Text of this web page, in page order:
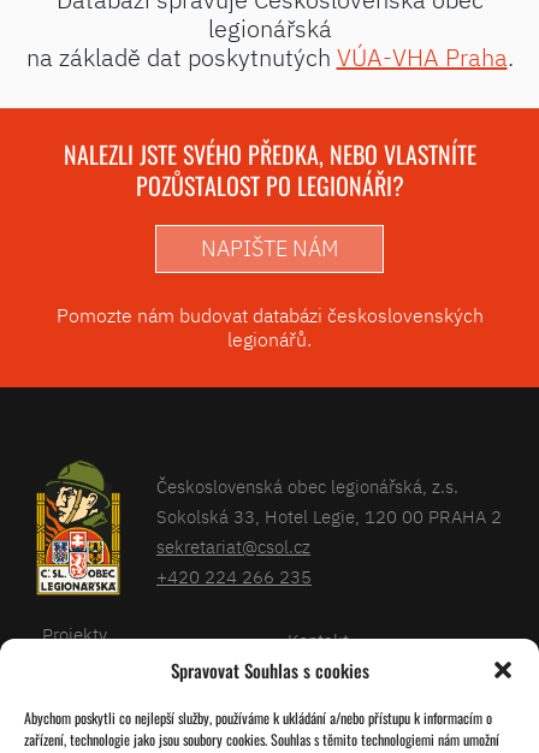
Spravovat Souhlas s cookies
Abychom poskytli co nejlepší služby, používáme k ukládání a/nebo přístupu k informacím o
zařízení, technologie jako jsou soubory cookies. Souhlas s těmito technologiemi nám umožní
legionářská
na základě dat poskytnutých VÚA-VHA Praha.
NALEZLI JSTE SVÉHO PŘEDKA, NEBO VLASTNÍTE
POZŮSTALOST PO LEGIONÁŘI?
NAPIŠTE NÁM
Pomozte nám budovat databázi československých
legionářů.
Československá obec legionářská, z.s.
Sokolská 33, Hotel Legie, 120 00 PRAHA 2
sekretariat@csol.cz
+420 224 266 235
Projekty
Kalendář
Kontakt
Databáze legionářů
Pro členy